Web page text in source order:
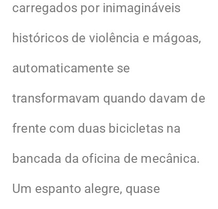
carregados por inimagináveis
históricos de violência e mágoas,
automaticamente se
transformavam quando davam de
frente com duas bicicletas na
bancada da oficina de mecânica.
Um espanto alegre, quase